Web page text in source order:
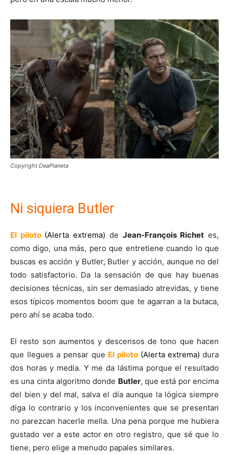
Copyright DeaPlaneta
Ni siquiera Butler
El piloto (Alerta extrema) de Jean-François Richet es,
como digo, una más, pero que entretiene cuando lo que
buscas es acción y Butler, Butler y acción, aunque no del
todo satisfactorio. Da la sensación de que hay buenas
decisiones técnicas, sin ser demasiado atrevidas, y tiene
esos típicos momentos boom que te agarran a la butaca,
pero ahí se acaba todo.
El resto son aumentos y descensos de tono que hacen
que llegues a pensar que El piloto (Alerta extrema) dura
dos horas y media. Y me da lástima porque el resultado
es una cinta algoritmo donde Butler, que está por encima
del bien y del mal, salva el día aunque la lógica siempre
diga lo contrario y los inconvenientes que se presentan
no parezcan hacerle mella. Una pena porque me hubiera
gustado ver a este actor en otro registro, que sé que lo
tiene, pero elige a menudo papales similares.